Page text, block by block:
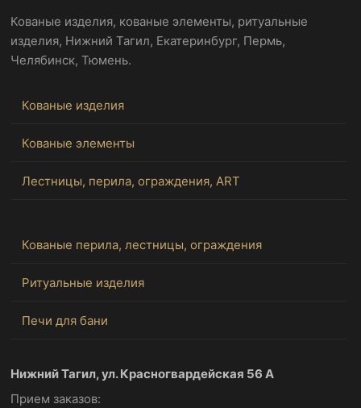
Кованые изделия, кованые элементы, ритуальные
изделия, Нижний Тагил, Екатеринбург, Пермь,
Челябинск, Тюмень.
Кованые изделия
Кованые элементы
Лестницы, перила, ограждения, ART
Кованые перила, лестницы, ограждения
Ритуальные изделия
Печи для бани
Нижний Тагил, ул. Красногвардейская 56 А
Прием заказов: